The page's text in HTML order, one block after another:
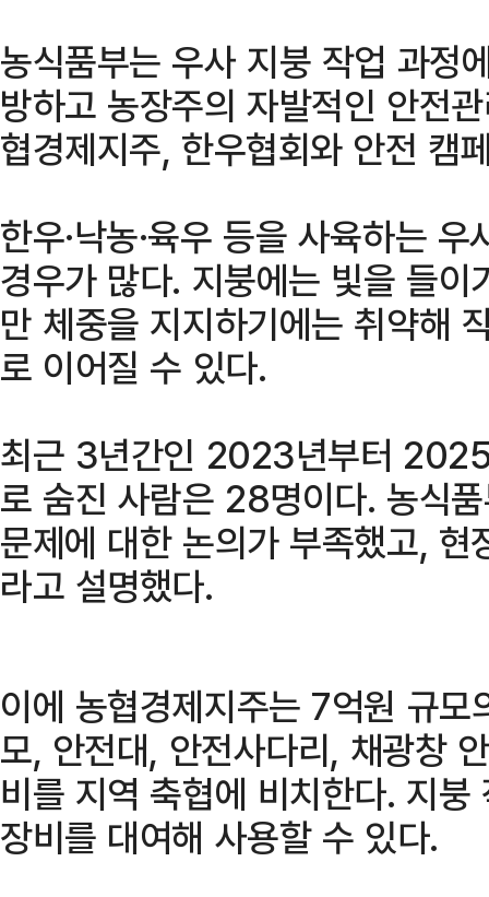
농식품부는 우사 지붕 작업 과정
방하고 농장주의 자발적인 안전
협경제지주, 한우협회와 안전 캠
한우·낙농·육우 등을 사육하는
경우가 많다. 지붕에는 빛을 들
만 체중을 지지하기에는 취약해
로 이어질 수 있다.
최근 3년간인 2023년부터
로 숨진 사람은 28명이다. 농식
문제에 대한 논의가 부족했고,
라고 설명했다.
이에 농협경제지주는 7억원 규
모, 안전대, 안전사다리, 채광창
비를 지역 축협에 비치한다. 지
장비를 대여해 사용할 수 있다.